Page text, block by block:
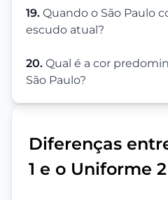
19. Quando o São Paulo
escudo atual?
20. Qual é a cor
São Paulo?
Diferenças
1 e o Uniforme